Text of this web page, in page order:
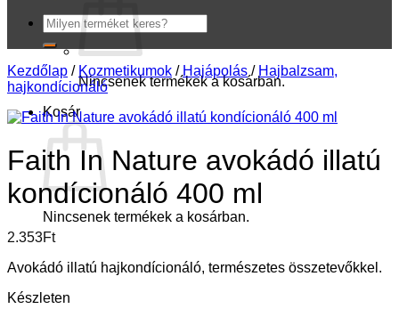
Nincsenek termékek a kosárban.
Kosár
Nincsenek termékek a kosárban.
Keresés
a
következőre:
Kezdőlap / Kozmetikumok / Hajápolás / Hajbalzsam,
hajkondícionáló
Faith In Nature avokádó illatú
kondícionáló 400 ml
2.353Ft
Avokádó illatú hajkondícionáló, természetes összetevőkkel.
Készleten